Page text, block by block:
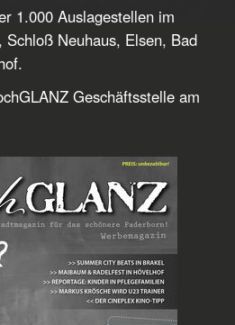
1.000 Auslagestellen im
Schloß Neuhaus, Elsen, Bad
Geschäftsstelle am